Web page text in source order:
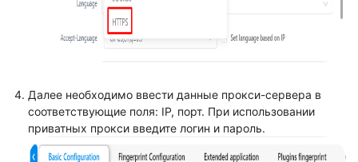
Далее необходимо ввести данные прокси-сервера в
соответствующие поля: IP, порт. При использовании
приватных прокси введите логин и пароль.